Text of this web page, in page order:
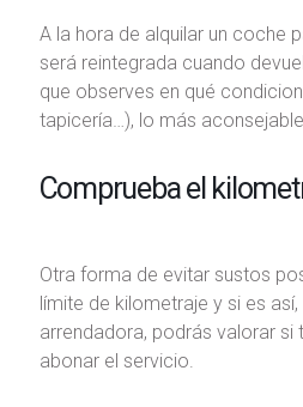
A la hora de alquilar un coche
será reintegrada cuando
que observes en qué
tapicería…), lo más
Comprueba el
Otra forma de evitar sustos
límite de kilometraje y si es
arrendadora, podrás valorar
abonar el servicio.